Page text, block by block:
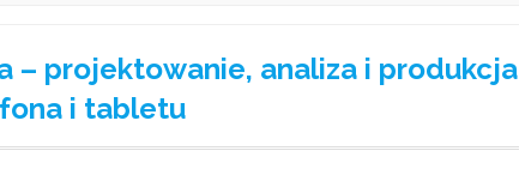
– projektowanie, analiza i produkcja
i tabletu